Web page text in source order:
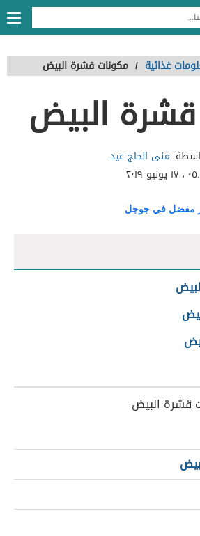
غذائية / مكونات قشرة البيض
البيض
منى الحاج عيد
٢٠١٩
مفضل في جوجل